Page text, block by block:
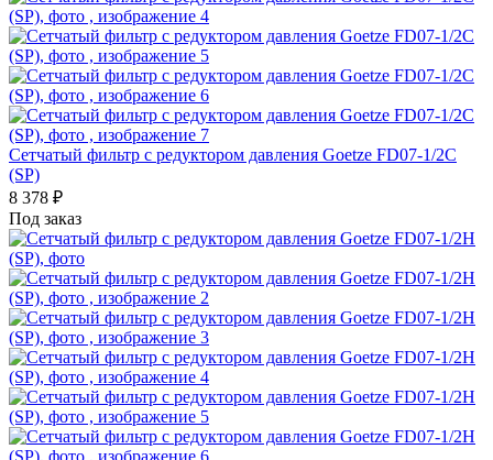
Сетчатый фильтр с редуктором давления Goetze FD07-1/2C
(SP)
8 378 ₽
Под заказ